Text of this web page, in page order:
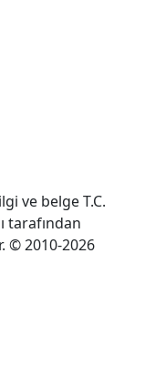
ve belge T.C.
tarafından
© 2010-2026